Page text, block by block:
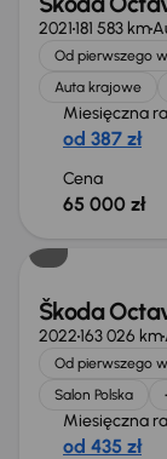
2021181 583 km
Od pierwszego
Auta krajowe
Miesięczna
od 387 zł
Cena
65 000 zł
Możliwość
Škoda
2022163 026 km
Od pierwszego
Salon Polska
Miesięczna
od 435 zł